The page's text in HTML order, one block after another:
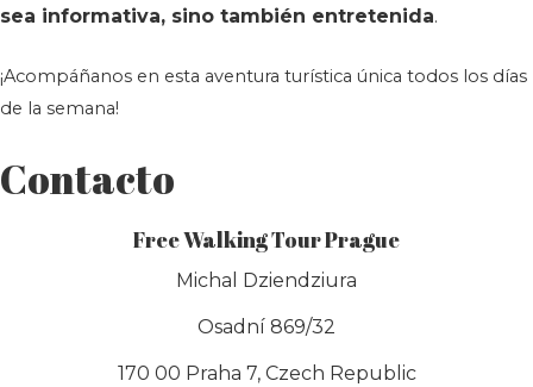
sea informativa, sino también entretenida.
¡Acompáñanos en esta aventura turística única todos los días
de la semana!
Contacto
Free Walking Tour Prague
Michal Dziendziura
Osadní 869/32
170 00 Praha 7, Czech Republic